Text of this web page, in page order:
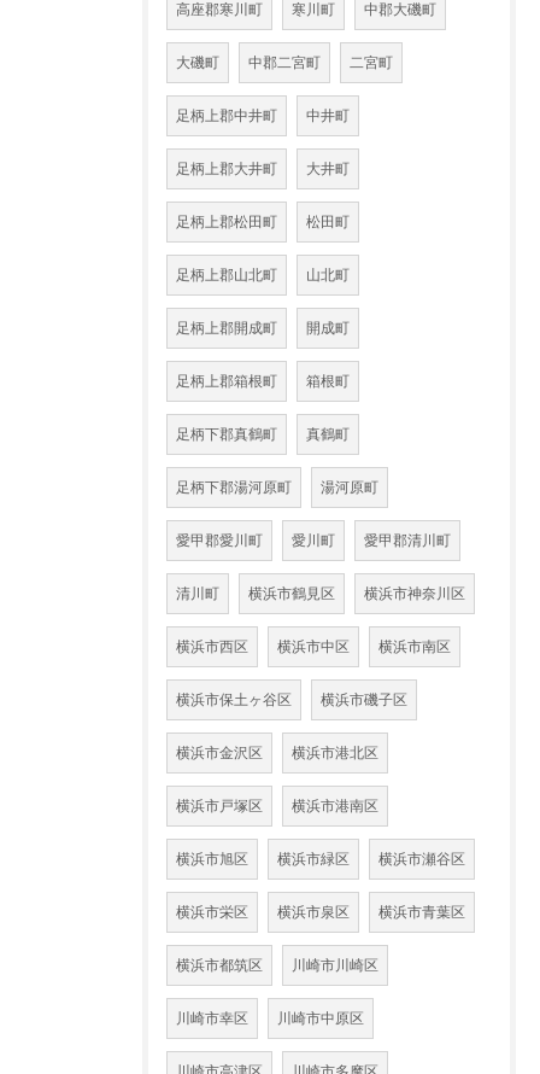
高座郡寒川町 寒川町 中郡大磯町
大磯町 中郡二宮町 二宮町
足柄上郡中井町 中井町
足柄上郡大井町 大井町
足柄上郡松田町 松田町
足柄上郡山北町 山北町
足柄上郡開成町 開成町
足柄上郡箱根町 箱根町
足柄下郡真鶴町 真鶴町
足柄下郡湯河原町 湯河原町
愛甲郡愛川町 愛川町 愛甲郡清川町
清川町 横浜市鶴見区 横浜市神奈川区
横浜市西区 横浜市中区 横浜市南区
横浜市保土ヶ谷区 横浜市磯子区
横浜市金沢区 横浜市港北区
横浜市戸塚区 横浜市港南区
横浜市旭区 横浜市緑区 横浜市瀬谷区
横浜市栄区 横浜市泉区 横浜市青葉区
横浜市都筑区 川崎市川崎区
川崎市幸区 川崎市中原区